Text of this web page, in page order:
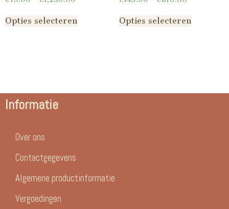
Opties selecteren Opties selecteren
Informatie
Over ons
Contactgegevens
Algemene productinformatie
Vergoedingen